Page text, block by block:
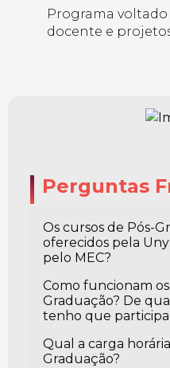
Programa voltado
docente e
Perguntas
Os cursos de Pós-
oferecidos pela
pelo MEC?
Como funcionam
Graduação? De
tenho que
Qual a carga
Graduação?